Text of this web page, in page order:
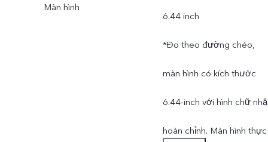
Màn hình
6.44 inch
*Đo theo đường chéo,
màn hình có kích thước
6.44-inch với hình chữ
hoàn chỉnh. Màn hình thực